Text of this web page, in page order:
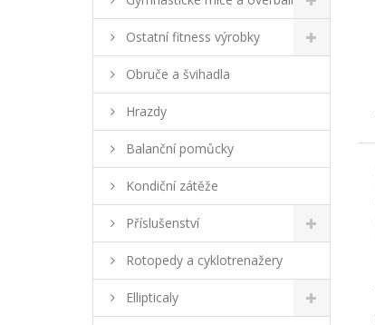
Ostatní fitness výrobky
Obruče a švihadla
Hrazdy
Balanční pomůcky
Kondiční zátěže
Příslušenství
Rotopedy a cyklotrenažery
Ellipticaly